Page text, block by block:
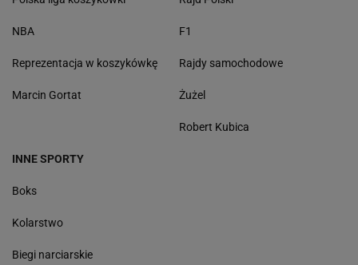
NBA
Reprezentacja w koszykówkę
Marcin Gortat
F1
Rajdy samochodowe
Żużel
Robert Kubica
INNE SPORTY
Boks
Kolarstwo
Biegi narciarskie